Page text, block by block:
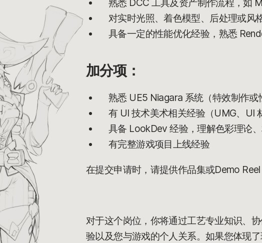
熟悉 DCC 工具及资产制作流程，如
对实时光照、着色模型、后处理或风
具备一定的性能优化经验，熟悉
加分项：
熟悉 UE5 Niagara 系统（特效制作或
有 UI 技术美术相关经验（UMG、UI
具备 LookDev 经验，理解色彩理论
有完整游戏项目上线经验
在提交申请时，请提供作品集或Demo
对于这个岗位，你将通过工艺专业知识、
验以及您与游戏的个人关系。如果您体现